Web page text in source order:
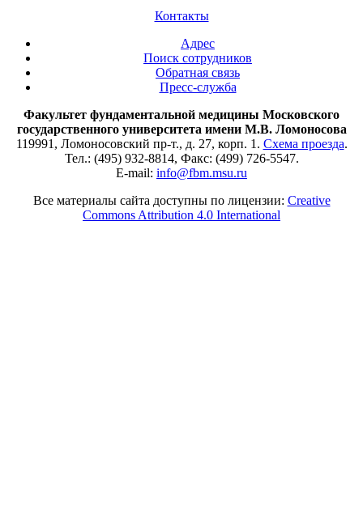
Контакты
Адрес
Поиск сотрудников
Обратная связь
Пресс-служба
Факультет фундаментальной медицины Московского
государственного университета имени М.В. Ломоносова
119991, Ломоносовский пр-т., д. 27, корп. 1. Схема проезда.
Тел.: (495) 932-8814, Факс: (499) 726-5547.
E-mail: info@fbm.msu.ru
Все материалы сайта доступны по лицензии: Creative
Commons Attribution 4.0 International